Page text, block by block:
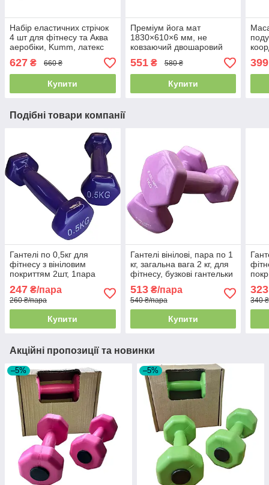
Набір еластичних стрічок
4 шт для фітнесу та Аква
аеробіки, Kumm, латекс
627 ₴ 660 ₴
Купити
Преміум йога мат
1830×610×6 мм, не
ковзаючий двошаровий
килимок для фітнесу, TPE-
ТС
551₴ 580 ₴
Купити
399
Подібні товари компанії
Гантелі по 0,5кг для
фітнесу з вініловим
покриттям 2шт, 1пара
фіолетові, BS
247 ₴/пара
260 ₴/пара
Купити
Гантелі вінілові, пара по 1
кг, загальна вага 2 кг, для
фітнесу, бузкові гантельки
Zelart
513₴/пара
540 ₴/пара
Купити
323
340
Акційні пропозиції та новинки
–5% –5%